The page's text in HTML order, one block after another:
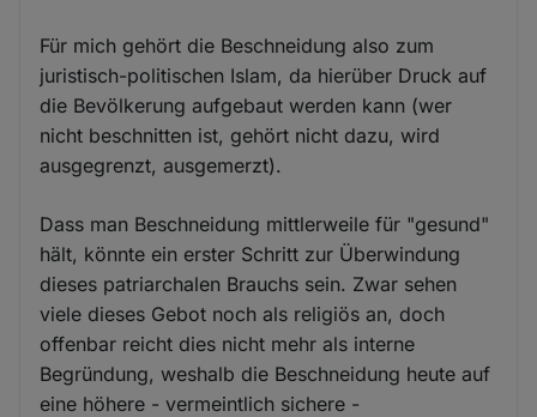
Für mich gehört die Beschneidung also zum
juristisch-politischen Islam, da hierüber Druck auf
die Bevölkerung aufgebaut werden kann (wer
nicht beschnitten ist, gehört nicht dazu, wird
ausgegrenzt, ausgemerzt).
Dass man Beschneidung mittlerweile für "gesund"
hält, könnte ein erster Schritt zur Überwindung
dieses patriarchalen Brauchs sein. Zwar sehen
viele dieses Gebot noch als religiös an, doch
offenbar reicht dies nicht mehr als interne
Begründung, weshalb die Beschneidung heute auf
eine höhere - vermeintlich sichere -